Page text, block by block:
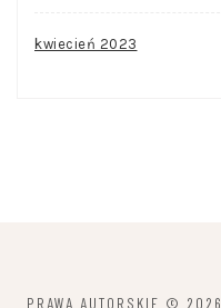
kwiecień 2023
PRAWA AUTORSKIE © 2026